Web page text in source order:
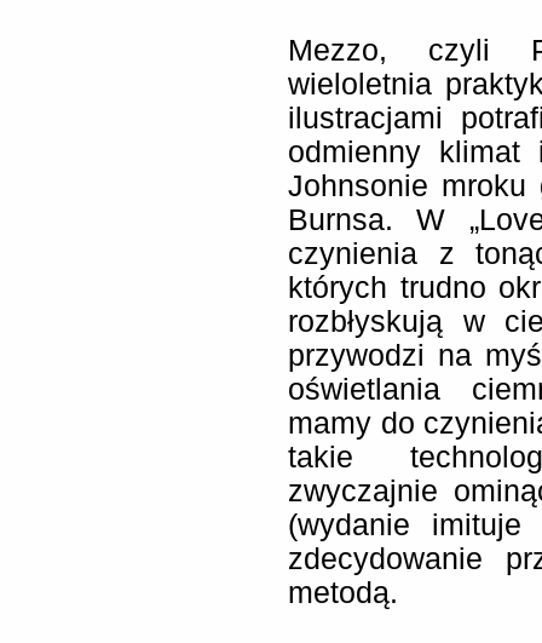
Mezzo, czyli
wieloletnia
ilustracjami
odmienny klimat
Johnsonie mroku
Burnsa. W
czynienia z
których trudno
rozbłyskują w
przywodzi na
oświetlania
mamy do
takie
zwyczajnie
(wydanie imituje
zdecydowanie
metodą.